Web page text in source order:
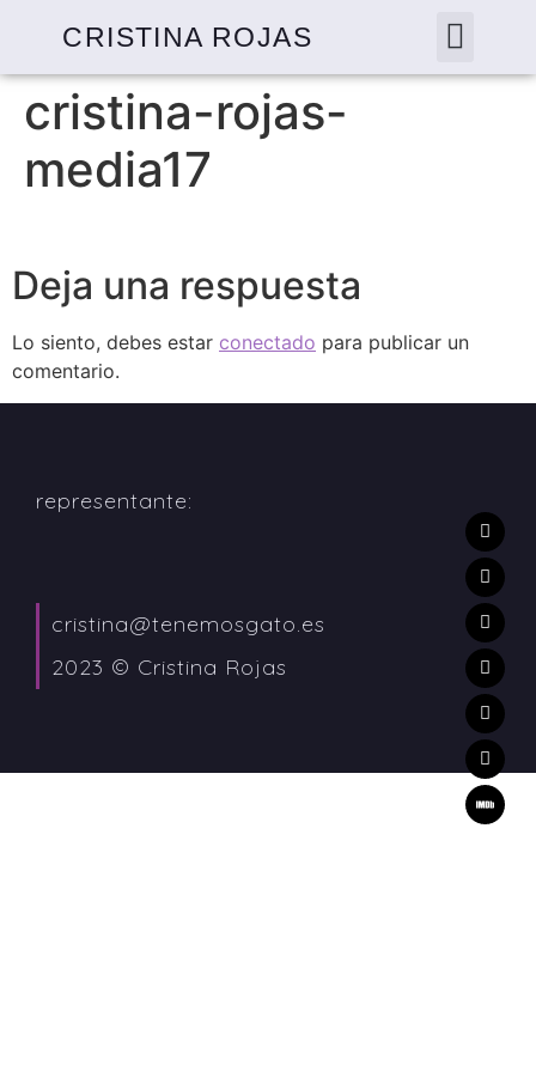
CRISTINA ROJAS
cristina-rojas-
media17
Deja una respuesta
Lo siento, debes estar conectado para publicar un
comentario.
representante:
cristina@tenemosgato.es
2023 © Cristina Rojas